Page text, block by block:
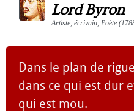
Lord Byron
Artiste, écrivain, Poète
Dans le plan de
dans ce qui est dur
qui est mou.